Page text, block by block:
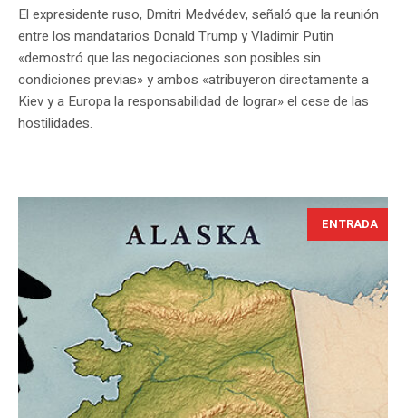
El expresidente ruso, Dmitri Medvédev, señaló que la reunión
entre los mandatarios Donald Trump y Vladimir Putin
«demostró que las negociaciones son posibles sin
condiciones previas» y ambos «atribuyeron directamente a
Kiev y a Europa la responsabilidad de lograr» el cese de las
hostilidades.
ENTRADA